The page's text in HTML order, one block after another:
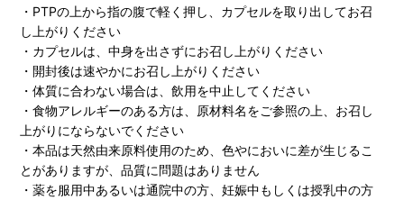
・PTPの上から指の腹で軽く押し、カプセルを取り出してお召
し上がりください
・カプセルは、中身を出さずにお召し上がりください
・開封後は速やかにお召し上がりください
・体質に合わない場合は、飲用を中止してください
・食物アレルギーのある方は、原材料名をご参照の上、お召し
上がりにならないでください
・本品は天然由来原料使用のため、色やにおいに差が生じるこ
とがありますが、品質に問題はありません
・薬を服用中あるいは通院中の方、妊娠中もしくは授乳中の方